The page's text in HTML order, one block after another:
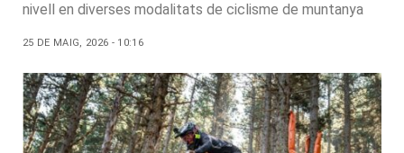
nivell en diverses modalitats de ciclisme de muntanya
25 DE MAIG, 2026 - 10:16